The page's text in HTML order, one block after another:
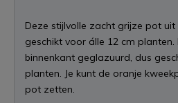
Deze stijlvolle zacht grijze pot uit
geschikt voor álle 12 cm
binnenkant geglazuurd, dus
planten. Je kunt de oranje
pot zetten.